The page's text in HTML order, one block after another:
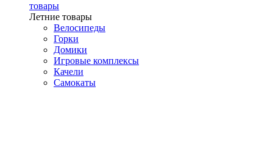
товары
Летние товары
Велосипеды
Горки
Домики
Игровые комплексы
Качели
Самокаты